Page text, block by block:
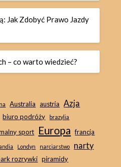
Jak Zdobyć Prawo Jazdy
– co warto wiedzieć?
Australia austria Azja
biuro podróży brazylia
sport Europa francja
Londyn narciarstwo narty
rozrywki piramidy